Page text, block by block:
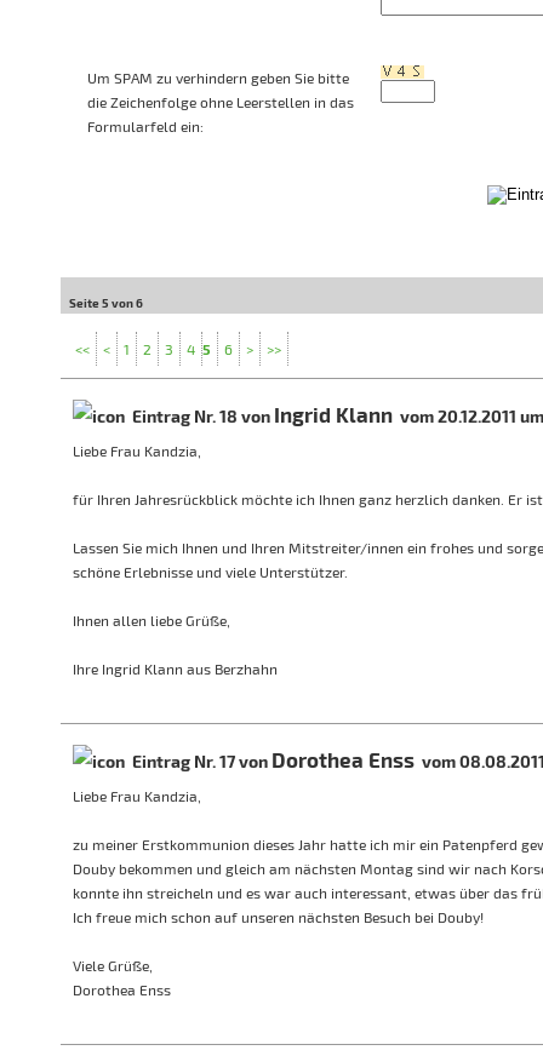
Um SPAM zu verhindern geben Sie bitte
die Zeichenfolge ohne Leerstellen in das
Formularfeld ein:
Seite 5 von 6
<< < 1 2 3 4 5 6 > >>
Eintrag Nr. 18 von Ingrid Klann vom 20.12.2011
Liebe Frau Kandzia,
für Ihren Jahresrückblick möchte ich Ihnen ganz herzlich danken. Er
Lassen Sie mich Ihnen und Ihren Mitstreiter/innen ein frohes und
schöne Erlebnisse und viele Unterstützer.
Ihnen allen liebe Grüße,
Ihre Ingrid Klann aus Berzhahn
Eintrag Nr. 17 von Dorothea Enss vom
Liebe Frau Kandzia,
zu meiner Erstkommunion dieses Jahr hatte ich mir ein Patenpferd
Douby bekommen und gleich am nächsten Montag sind wir nach
konnte ihn streicheln und es war auch interessant, etwas über das
Ich freue mich schon auf unseren nächsten Besuch bei Douby!
Viele Grüße,
Dorothea Enss